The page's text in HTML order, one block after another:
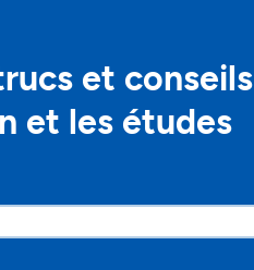
et conseils
et les études